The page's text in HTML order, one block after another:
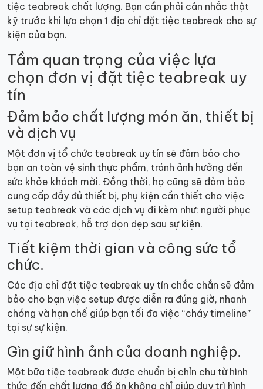
tiệc teabreak chất lượng. Bạn cần phải cân nhắc thật
kỹ trước khi lựa chọn 1 địa chỉ đặt tiệc teabreak cho sự
kiện của bạn.
Tầm quan trọng của việc lựa
chọn đơn vị đặt tiệc teabreak uy
tín
Đảm bảo chất lượng món ăn, thiết bị
và dịch vụ
Một đơn vị tổ chức teabreak uy tín sẽ đảm bảo cho
bạn an toàn vệ sinh thực phẩm, tránh ảnh hưởng đến
sức khỏe khách mời. Đồng thời, họ cũng sẽ đảm bảo
cung cấp đầy đủ thiết bị, phụ kiện cần thiết cho việc
setup teabreak và các dịch vụ đi kèm như: người phục
vụ tại teabreak, hỗ trợ dọn dẹp sau sự kiện.
Tiết kiệm thời gian và công sức tổ
chức.
Các địa chỉ đặt tiệc teabreak uy tín chắc chắn sẽ đảm
bảo cho bạn việc setup được diễn ra đúng giờ, nhanh
chóng và hạn chế giúp bạn tối đa việc “cháy timeline”
tại sự sự kiện.
Gìn giữ hình ảnh của doanh nghiệp.
Một bữa tiệc teabreak được chuẩn bị chỉn chu từ hình
thức đến chất lượng đồ ăn không chỉ giúp duy trì hình